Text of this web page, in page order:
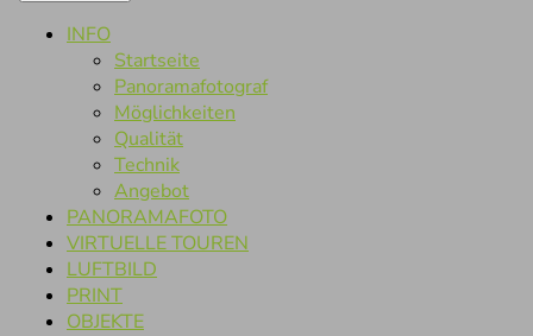
INFO
Startseite
Panoramafotograf
Möglichkeiten
Qualität
Technik
Angebot
PANORAMAFOTO
VIRTUELLE TOUREN
LUFTBILD
PRINT
OBJEKTE